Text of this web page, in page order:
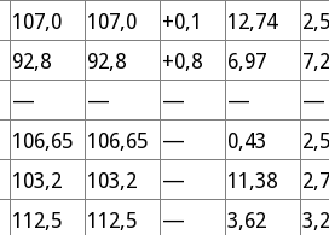
107,0 107,0 +0,1 12,74
92,8 92,8 +0,8 6,97
— — — —
—
106,65 106,65 — 0,43
103,2 103,2 — 11,38
112,5 112,5 — 3,62